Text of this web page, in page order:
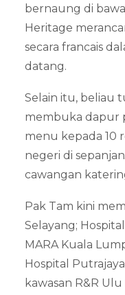
bernaung di
Heritage
secara francais
datang.
Selain itu, beliau
membuka dapur
menu kepada 10
negeri di
cawangan
Pak Tam kini
Selayang;
MARA Kuala
Hospital
kawasan R&R